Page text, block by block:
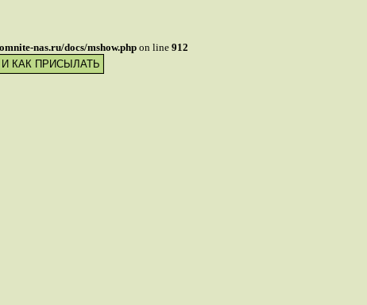
nas.ru/docs/mshow.php on line 912
И КАК ПРИСЫЛАТЬ